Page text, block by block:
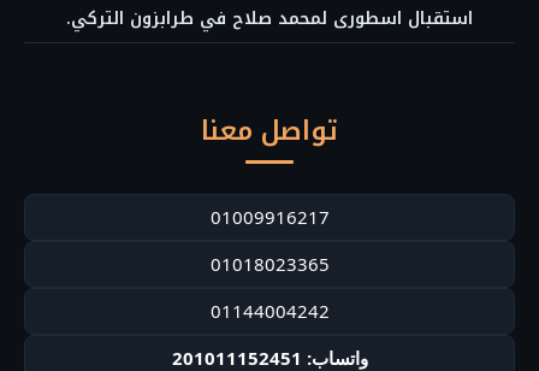
استقبال اسطورى لمحمد صلاح في طرابزون التركي.
تواصل معنا
01009916217
01018023365
01144004242
واتساب: 201011152451